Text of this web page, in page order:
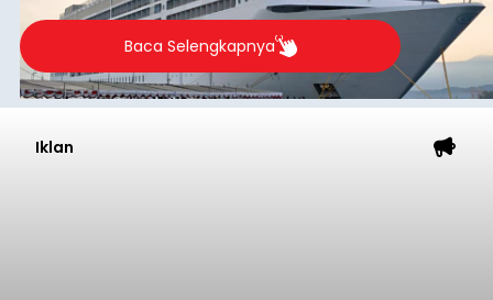
Baca Selengkapnya
Iklan